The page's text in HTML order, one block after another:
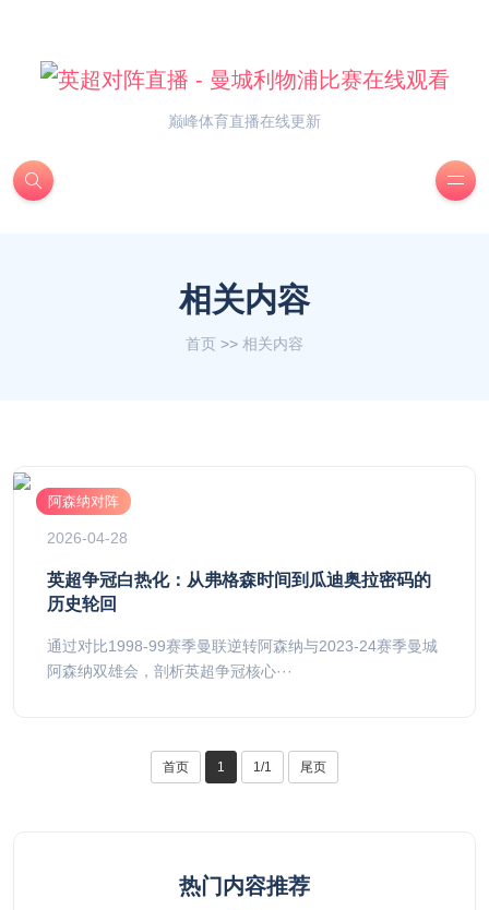
巅峰体育直播在线更新
相关内容
首页 >> 相关内容
阿森纳对阵
2026-04-28
英超争冠白热化：从弗格森时间到瓜迪奥拉密码的
历史轮回
通过对比1998-99赛季曼联逆转阿森纳与2023-24赛季曼城
阿森纳双雄会，剖析英超争冠核心···
首页 1 1/1 尾页
热门内容推荐